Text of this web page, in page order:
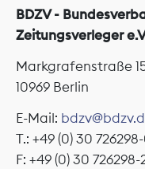
BDZV -
Zeitungsverleger
Markgrafenstraße
10969 Berlin
E-Mail:
T.: +49 (0) 30
F: +49 (0) 30 726298-